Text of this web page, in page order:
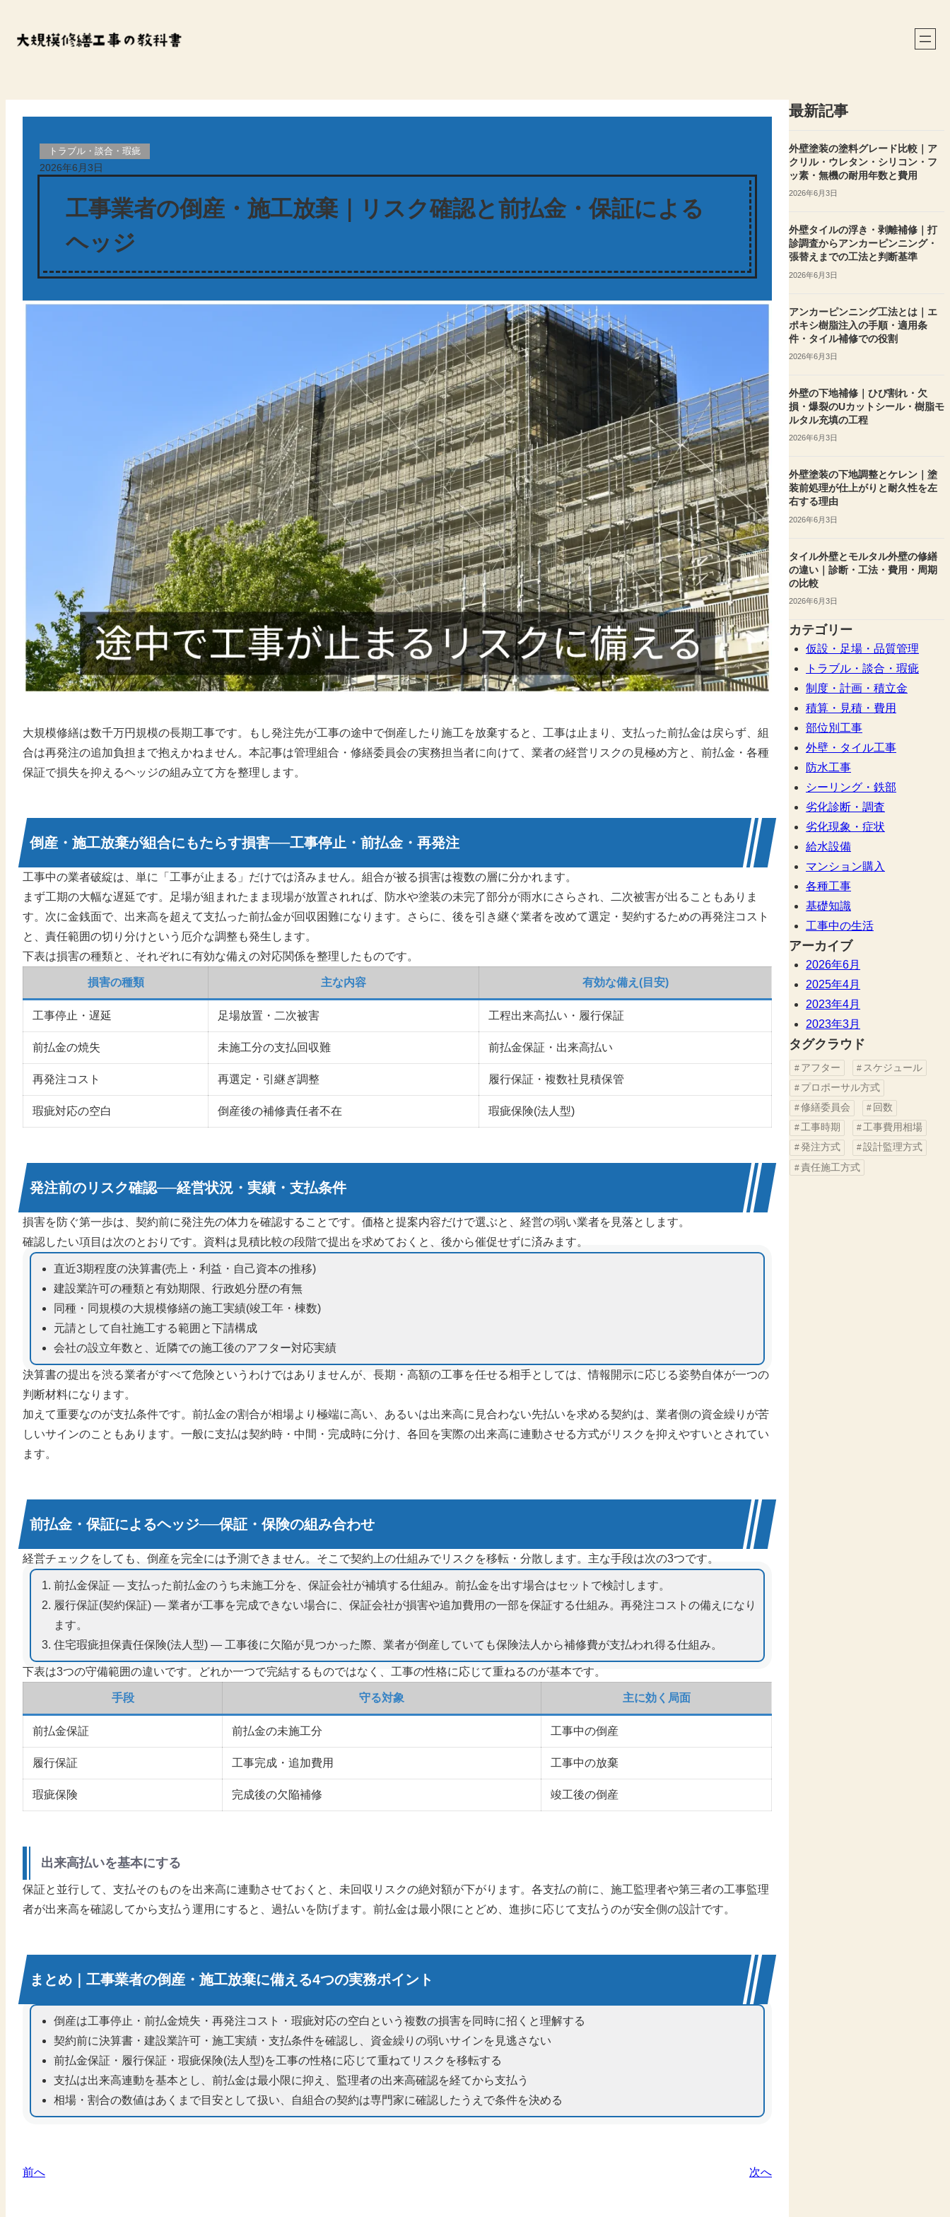
トラブル・談合・瑕疵
2026年6月3日
工事業者の倒産・施工放棄｜リスク確認と前払金・保証による
ヘッジ
大規模修繕は数千万円規模の長期工事です。もし発注先が工事の途中で倒産したり施工を放棄すると、工事は止まり、支払った前払金は戻らず、組
合は再発注の追加負担まで抱えかねません。本記事は管理組合・修繕委員会の実務担当者に向けて、業者の経営リスクの見極め方と、前払金・各種
保証で損失を抑えるヘッジの組み立て方を整理します。
倒産・施工放棄が組合にもたらす損害──工事停止・前払金・再発注
工事中の業者破綻は、単に「工事が止まる」だけでは済みません。組合が被る損害は複数の層に分かれます。
まず工期の大幅な遅延です。足場が組まれたまま現場が放置されれば、防水や塗装の未完了部分が雨水にさらされ、二次被害が出ることもありま
す。次に金銭面で、出来高を超えて支払った前払金が回収困難になります。さらに、後を引き継ぐ業者を改めて選定・契約するための再発注コスト
と、責任範囲の切り分けという厄介な調整も発生します。
下表は損害の種類と、それぞれに有効な備えの対応関係を整理したものです。
損害の種類 主な内容 有効な備え(目安)
工事停止・遅延 足場放置・二次被害 工程出来高払い・履行保証
前払金の焼失 未施工分の支払回収難 前払金保証・出来高払い
再発注コスト 再選定・引継ぎ調整 履行保証・複数社見積保管
瑕疵対応の空白 倒産後の補修責任者不在 瑕疵保険(法人型)
発注前のリスク確認──経営状況・実績・支払条件
損害を防ぐ第一歩は、契約前に発注先の体力を確認することです。価格と提案内容だけで選ぶと、経営の弱い業者を見落とします。
確認したい項目は次のとおりです。資料は見積比較の段階で提出を求めておくと、後から催促せずに済みます。
直近3期程度の決算書(売上・利益・自己資本の推移)
建設業許可の種類と有効期限、行政処分歴の有無
同種・同規模の大規模修繕の施工実績(竣工年・棟数)
元請として自社施工する範囲と下請構成
会社の設立年数と、近隣での施工後のアフター対応実績
決算書の提出を渋る業者がすべて危険というわけではありませんが、長期・高額の工事を任せる相手としては、情報開示に応じる姿勢自体が一つの
判断材料になります。
加えて重要なのが支払条件です。前払金の割合が相場より極端に高い、あるいは出来高に見合わない先払いを求める契約は、業者側の資金繰りが苦
しいサインのこともあります。一般に支払は契約時・中間・完成時に分け、各回を実際の出来高に連動させる方式がリスクを抑えやすいとされてい
ます。
前払金・保証によるヘッジ──保証・保険の組み合わせ
経営チェックをしても、倒産を完全には予測できません。そこで契約上の仕組みでリスクを移転・分散します。主な手段は次の3つです。
前払金保証 — 支払った前払金のうち未施工分を、保証会社が補填する仕組み。前払金を出す場合はセットで検討します。
履行保証(契約保証) — 業者が工事を完成できない場合に、保証会社が損害や追加費用の一部を保証する仕組み。再発注コストの備えになり
ます。
住宅瑕疵担保責任保険(法人型) — 工事後に欠陥が見つかった際、業者が倒産していても保険法人から補修費が支払われ得る仕組み。
下表は3つの守備範囲の違いです。どれか一つで完結するものではなく、工事の性格に応じて重ねるのが基本です。
手段 守る対象 主に効く局面
前払金保証 前払金の未施工分 工事中の倒産
履行保証 工事完成・追加費用 工事中の放棄
瑕疵保険 完成後の欠陥補修 竣工後の倒産
出来高払いを基本にする
保証と並行して、支払そのものを出来高に連動させておくと、未回収リスクの絶対額が下がります。各支払の前に、施工監理者や第三者の工事監理
者が出来高を確認してから支払う運用にすると、過払いを防げます。前払金は最小限にとどめ、進捗に応じて支払うのが安全側の設計です。
まとめ｜工事業者の倒産・施工放棄に備える4つの実務ポイント
倒産は工事停止・前払金焼失・再発注コスト・瑕疵対応の空白という複数の損害を同時に招くと理解する
契約前に決算書・建設業許可・施工実績・支払条件を確認し、資金繰りの弱いサインを見逃さない
前払金保証・履行保証・瑕疵保険(法人型)を工事の性格に応じて重ねてリスクを移転する
支払は出来高連動を基本とし、前払金は最小限に抑え、監理者の出来高確認を経てから支払う
相場・割合の数値はあくまで目安として扱い、自組合の契約は専門家に確認したうえで条件を決める
前へ 次へ
最新記事
外壁塗装の塗料グレード比較｜ア
クリル・ウレタン・シリコン・フ
ッ素・無機の耐用年数と費用
2026年6月3日
外壁タイルの浮き・剥離補修｜打
診調査からアンカーピンニング・
張替えまでの工法と判断基準
2026年6月3日
アンカーピンニング工法とは｜エ
ポキシ樹脂注入の手順・適用条
件・タイル補修での役割
2026年6月3日
外壁の下地補修｜ひび割れ・欠
損・爆裂のUカットシール・樹脂モ
ルタル充填の工程
2026年6月3日
外壁塗装の下地調整とケレン｜塗
装前処理が仕上がりと耐久性を左
右する理由
2026年6月3日
タイル外壁とモルタル外壁の修繕
の違い｜診断・工法・費用・周期
の比較
2026年6月3日
カテゴリー
仮設・足場・品質管理
トラブル・談合・瑕疵
制度・計画・積立金
積算・見積・費用
部位別工事
外壁・タイル工事
防水工事
シーリング・鉄部
劣化診断・調査
劣化現象・症状
給水設備
マンション購入
各種工事
基礎知識
工事中の生活
アーカイブ
2026年6月
2025年4月
2023年4月
2023年3月
タグクラウド
アフター
スケジュール
プロポーサル方式
修繕委員会
回数
工事時期
工事費用相場
発注方式
設計監理方式
責任施工方式